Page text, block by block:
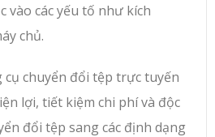
vào các yếu tố như kích
chủ.
cụ chuyển đổi tệp trực tuyến
lợi, tiết kiệm chi phí và độc
đổi tệp sang các định dạng